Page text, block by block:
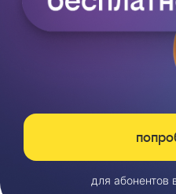
для абонентов